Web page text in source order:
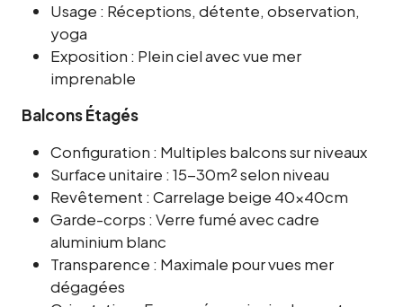
Usage : Réceptions, détente, observation,
yoga
Exposition : Plein ciel avec vue mer
imprenable
Balcons Étagés
Configuration : Multiples balcons sur niveaux
Surface unitaire : 15-30m² selon niveau
Revêtement : Carrelage beige 40x40cm
Garde-corps : Verre fumé avec cadre
aluminium blanc
Transparence : Maximale pour vues mer
dégagées